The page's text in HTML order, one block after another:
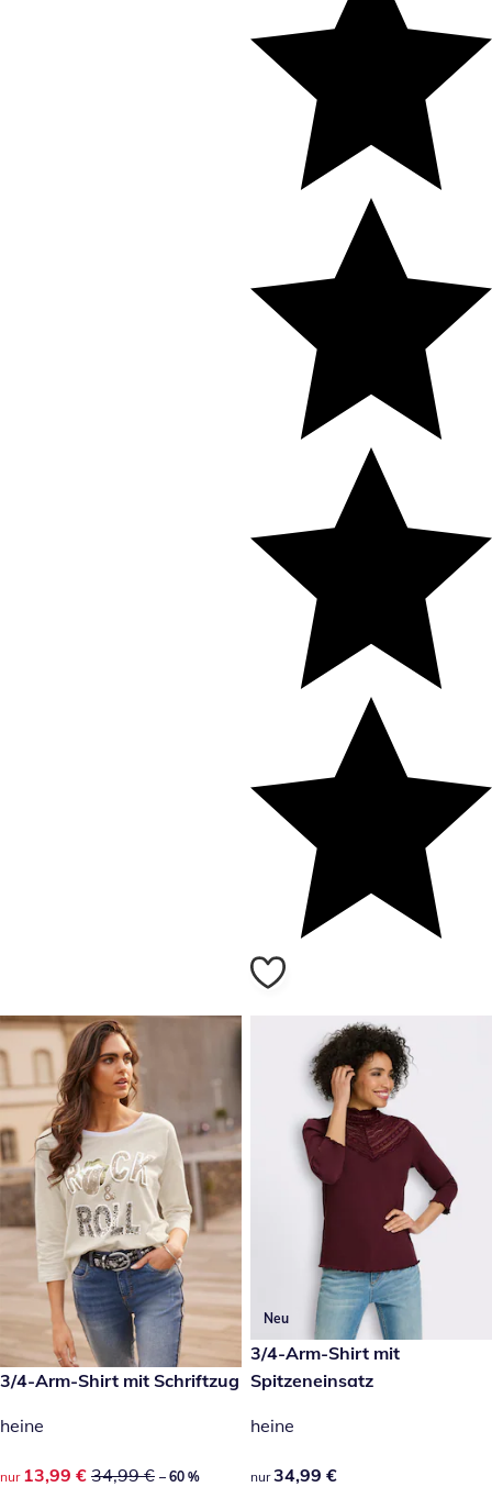
reduzierter Preis 13,99 €, vorheriger Preis: 34,99 €
-60 %
3/4-Arm-Shirt mit Schriftzug
heine
reduzierter Preis 13,99 €, vorheriger Preis: 34,99 €
nur 13,99 € 34,99 € – 60 %
Neu
34,99 €
3/4-Arm-Shirt mit
Spitzeneinsatz
heine
34,99 €
nur 34,99 €